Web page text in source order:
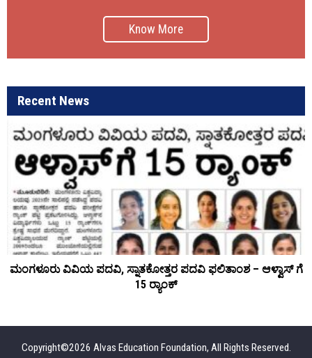
Know More
Recent News
ಮಂಗಳೂರು ವಿವಿಯ ಪದವಿ, ಸ್ನಾತಕೋತ್ತರ ಪದವಿ ಫಲಿತಾಂಶ – ಆಳ್ವಾಸ್ ಗೆ
15 ರ್‍ಯಾಂಕ್‌
Copyright©2026 Alvas Education Foundation, All Rights Reserved.